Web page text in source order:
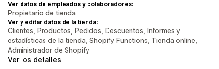
Ver datos de empleados y colaboradores:
Propietario de tienda
Ver y editar datos de la tienda:
Clientes, Productos, Pedidos, Descuentos, Informes y
estadísticas de la tienda, Shopify Functions, Tienda online,
Administrador de Shopify
Ver los detalles